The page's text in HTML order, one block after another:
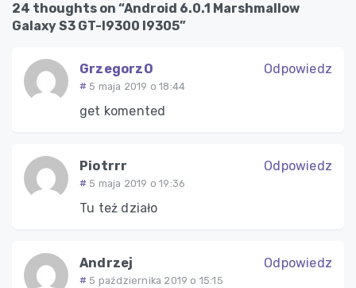
24 thoughts on “Android 6.0.1 Marshmallow
Galaxy S3 GT-I9300 I9305”
GrzegorzO
5 maja 2019 o 18:44
get komented
Odpowiedz
Piotrrr
5 maja 2019 o 19:36
Tu też działo
Odpowiedz
Andrzej
5 października 2019 o 15:15
Odpowiedz